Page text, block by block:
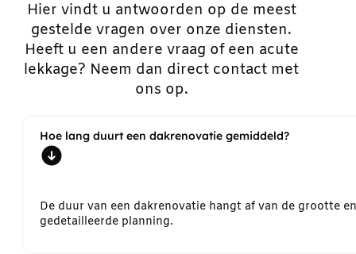
Hier vindt u antwoorden op de meest
gestelde vragen over onze diensten.
Heeft u een andere vraag of een acute
lekkage? Neem dan direct contact met
ons op.
Hoe lang duurt een dakrenovatie gemiddeld?
De duur van een dakrenovatie hangt af van de grootte
gedetailleerde planning.